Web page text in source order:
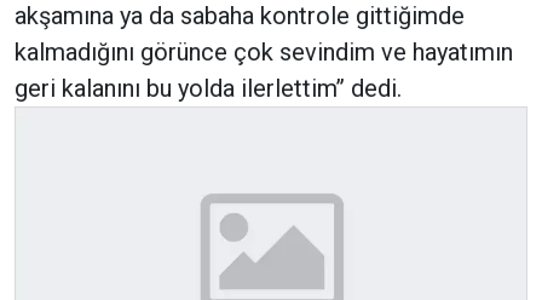
akşamına ya da sabaha kontrole gittiğimde
kalmadığını görünce çok sevindim ve hayatımın
geri kalanını bu yolda ilerlettim’’ dedi.